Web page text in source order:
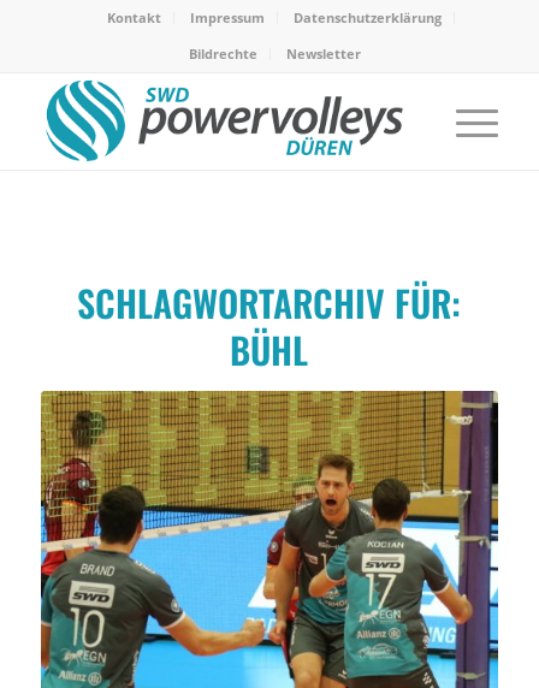
Kontakt Impressum
Datenschutzerklärung
Bildrechte
Newsletter
SCHLAGWORTARCHIV FÜR:
BÜHL